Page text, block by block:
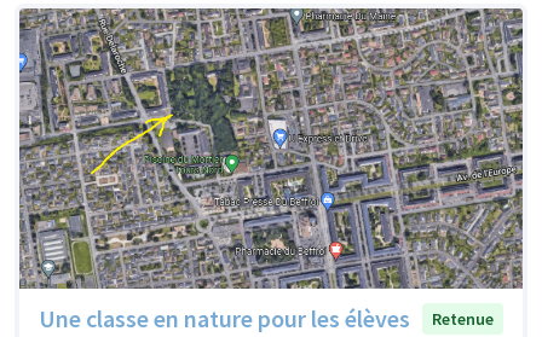
Une classe en nature pour les élèves
Retenue